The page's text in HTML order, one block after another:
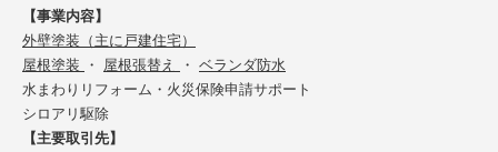
【事業内容】
外壁塗装（主に戸建住宅）
屋根塗装
・ 屋根張替え ・ ベランダ防水
水まわりリフォーム・火災保険申請サポート
シロアリ駆除
【主要取引先】